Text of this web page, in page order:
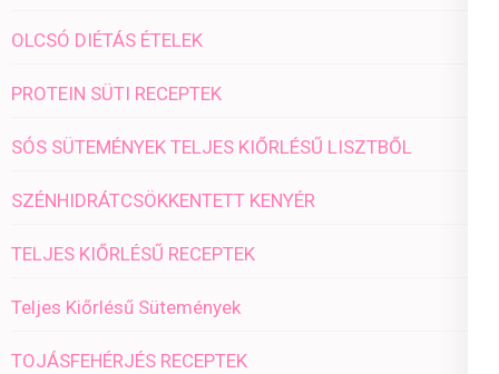
OLCSÓ DIÉTÁS ÉTELEK
PROTEIN SÜTI RECEPTEK
SÓS SÜTEMÉNYEK TELJES KIŐRLÉSŰ LISZTBŐL
SZÉNHIDRÁTCSÖKKENTETT KENYÉR
TELJES KIŐRLÉSŰ RECEPTEK
Teljes Kiőrlésű Sütemények
TOJÁSFEHÉRJÉS RECEPTEK